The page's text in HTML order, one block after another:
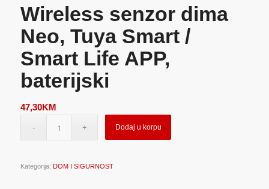
Wireless senzor dima
Neo, Tuya Smart /
Smart Life APP,
baterijski
47,30KM
Dodaj u korpu
Kategorija: DOM I SIGURNOST